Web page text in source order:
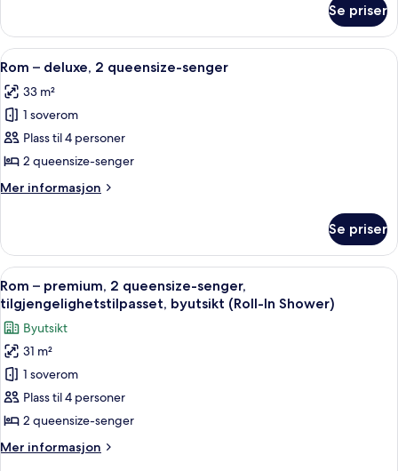
senger
–
basic,
2
senger
Se priser
Åpne
alle
bildene
av
Rom
–
deluxe,
2
senger
Sengetøy av topp kvalitet, safe på
11
Rom – deluxe, 2 queensize-senger
33 m²
1 soverom
Plass til 4 personer
2 queensize-senger
Mer informasjon
Mer
–
deluxe,
2
queensize-
senger
Se priser
Åpne
alle
bildene
av
Rom
–
premium,
2
queensize-
senger,
Sengetøy av topp kvalitet, safe på
6
Rom – premium, 2 queensize-senger,
tilgjengelighetstilpasset, byutsikt (Roll-In Shower)
Byutsikt
31 m²
1 soverom
Plass til 4 personer
2 queensize-senger
Mer informasjon
Mer